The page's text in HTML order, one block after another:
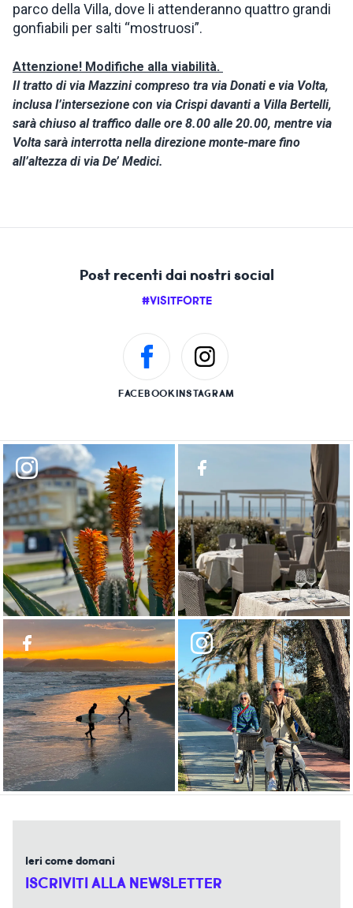
parco della Villa, dove li attenderanno quattro grandi
gonfiabili per salti “mostruosi”.
Attenzione! Modifiche alla viabilità.
Il tratto di via Mazzini compreso tra via Donati e via Volta,
inclusa l’intersezione con via Crispi davanti a Villa Bertelli,
sarà chiuso al traffico dalle ore 8.00 alle 20.00, mentre via
Volta sarà interrotta nella direzione monte-mare fino
all’altezza di via De’ Medici.
Post recenti dai nostri social
#VISITFORTE
FACEBOOKINSTAGRAM
Ieri come domani
ISCRIVITI ALLA NEWSLETTER